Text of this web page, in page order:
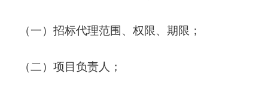
（一）招标代理范围、权限、期限；
（二）项目负责人；